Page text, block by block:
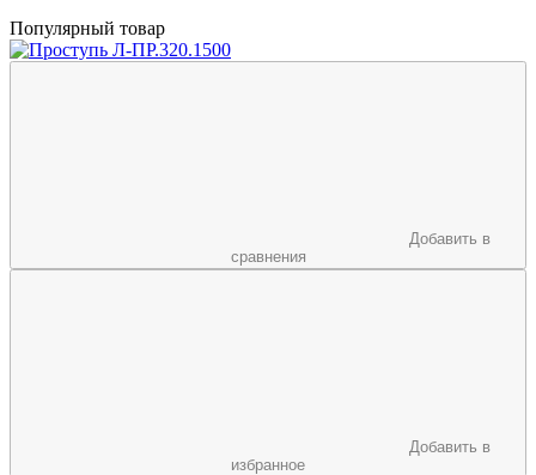
Популярный товар
Добавить в
сравнения
Добавить в
избранное